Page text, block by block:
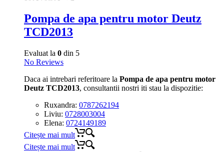
Pompa de apa pentru motor Deutz
TCD2013
Evaluat la 0 din 5
No Reviews
Daca ai intrebari referitoare la Pompa de apa pentru motor
Deutz TCD2013, consultantii nostri iti stau la dispozitie:
Ruxandra: 0787262194
Liviu: 0728003004
Elena: 0724149189
Citește mai mult
Citește mai mult